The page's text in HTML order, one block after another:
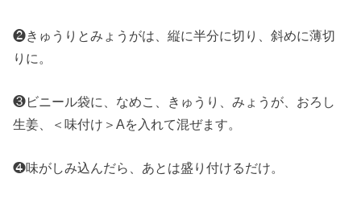
❷きゅうりとみょうがは、縦に半分に切り、斜めに薄切
りに。
❸ビニール袋に、なめこ、きゅうり、みょうが、おろし
生姜、＜味付け＞Aを入れて混ぜます。
❹味がしみ込んだら、あとは盛り付けるだけ。